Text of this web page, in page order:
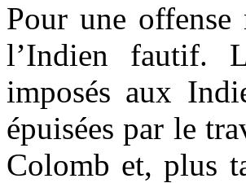
Pour une
l’Indien fautif.
imposés aux
épuisées par le
Colomb et, plus